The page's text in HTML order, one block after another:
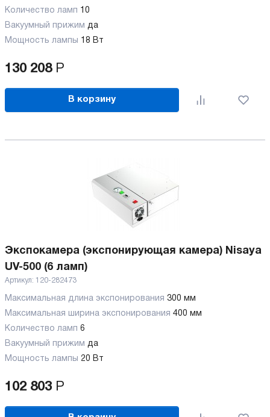
Количество ламп 10
Вакуумный прижим да
Мощность лампы 18 Вт
130 208 Р
В корзину
Экспокамера (экспонирующая камера) Nisaya
UV-500 (6 ламп)
Артикул: 120-282473
Максимальная длина экспонирования 300 мм
Максимальная ширина экспонирования 400 мм
Количество ламп 6
Вакуумный прижим да
Мощность лампы 20 Вт
102 803 Р